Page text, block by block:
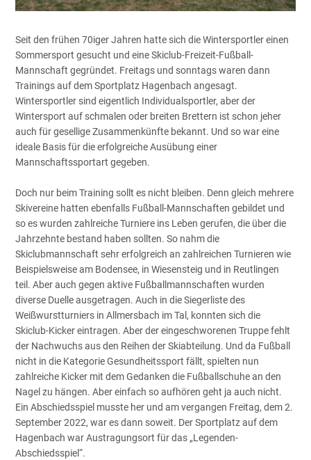
Seit den frühen 70iger Jahren hatte sich die Wintersportler einen
Sommersport gesucht und eine Skiclub-Freizeit-Fußball-
Mannschaft gegründet. Freitags und sonntags waren dann
Trainings auf dem Sportplatz Hagenbach angesagt.
Wintersportler sind eigentlich Individualsportler, aber der
Wintersport auf schmalen oder breiten Brettern ist schon jeher
auch für gesellige Zusammenkünfte bekannt. Und so war eine
ideale Basis für die erfolgreiche Ausübung einer
Mannschaftssportart gegeben.
Doch nur beim Training sollt es nicht bleiben. Denn gleich mehrere
Skivereine hatten ebenfalls Fußball-Mannschaften gebildet und
so es wurden zahlreiche Turniere ins Leben gerufen, die über die
Jahrzehnte bestand haben sollten. So nahm die
Skiclubmannschaft sehr erfolgreich an zahlreichen Turnieren wie
Beispielsweise am Bodensee, in Wiesensteig und in Reutlingen
teil. Aber auch gegen aktive Fußballmannschaften wurden
diverse Duelle ausgetragen. Auch in die Siegerliste des
Weißwurstturniers in Allmersbach im Tal, konnten sich die
Skiclub-Kicker eintragen. Aber der eingeschworenen Truppe fehlt
der Nachwuchs aus den Reihen der Skiabteilung. Und da Fußball
nicht in die Kategorie Gesundheitssport fällt, spielten nun
zahlreiche Kicker mit dem Gedanken die Fußballschuhe an den
Nagel zu hängen. Aber einfach so aufhören geht ja auch nicht.
Ein Abschiedsspiel musste her und am vergangen Freitag, dem 2.
September 2022, war es dann soweit. Der Sportplatz auf dem
Hagenbach war Austragungsort für das „Legenden-
Abschiedsspiel“.